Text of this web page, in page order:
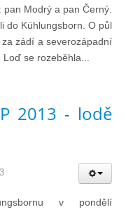
Modrý a pan Černý.
do Kühlungsborn. O půl
zádí a severozápadní
se rozeběhla...
2013 - lodě
v pondělí